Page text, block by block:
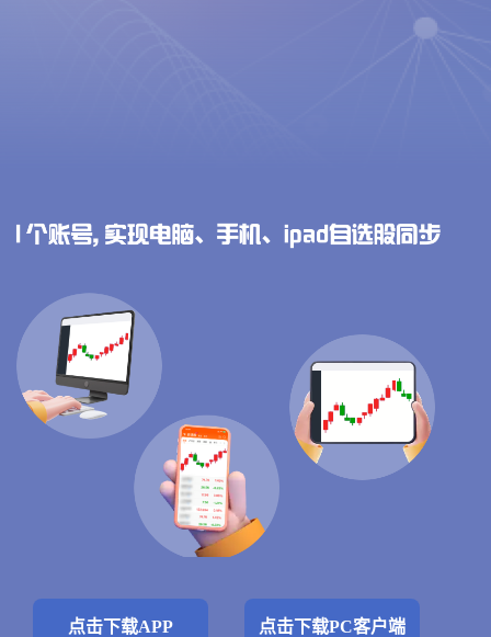
点击下载APP 点击下载PC客户端